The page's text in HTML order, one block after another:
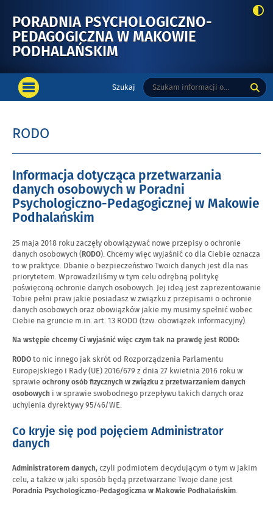
PORADNIA PSYCHOLOGICZNO-
PEDAGOGICZNA W MAKOWIE
PODHALAŃSKIM
Wyszukiwarka
Szukaj
Tutaj
wpisz
szukaną
Menu
główne
OTWÓRZ
MENU
RODO
Informacja dotycząca przetwarzania
danych osobowych w Poradni
Psychologiczno-Pedagogicznej w Makowie
Podhalańskim
25 maja 2018 roku zaczęły obowiązywać nowe przepisy o ochronie
danych osobowych (RODO). Chcemy więc wyjaśnić co dla Ciebie oznacza
to w praktyce. Dbanie o bezpieczeństwo Twoich danych jest dla nas
priorytetem. Wprowadziliśmy w tym celu odrębną politykę
poświęconą ochronie danych osobowych. Jej ideą jest zaprezentowanie
Tobie pełni praw jakie posiadasz w związku z przepisami o ochronie
danych osobowych oraz obowiązków jakie my musimy spełnić wobec
Ciebie na gruncie m.in. art. 13 RODO (tzw. obowiązek informacyjny).
Na wstępie chcemy Ci wyjaśnić więc czym tak na prawdę jest RODO:
RODO to nic innego jak skrót od Rozporządzenia Parlamentu
Europejskiego i Rady (UE) 2016/679 z dnia 27 kwietnia 2016 roku w
sprawie ochrony osób fizycznych w związku z przetwarzaniem danych
osobowych i w sprawie swobodnego przepływu takich danych oraz
uchylenia dyrektywy 95/46/WE.
Co kryje się pod pojęciem Administrator
danych
Administratorem danych, czyli podmiotem decydującym o tym w jakim
celu, a także w jaki sposób będą przetwarzane Twoje dane jest
Poradnia Psychologiczno-Pedagogiczna w Makowie Podhalańskim.